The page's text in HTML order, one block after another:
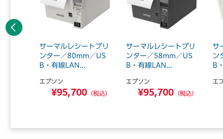
サーマルレシートプリ
ンター／80mm／US
B・有線LAN...
エプソン
¥95,700 （税込）
サーマルレシートプリ
ンター／58mm／US
B・有線LAN...
エプソン
¥95,700 （税込）
サ
ン
B
エ
前へ